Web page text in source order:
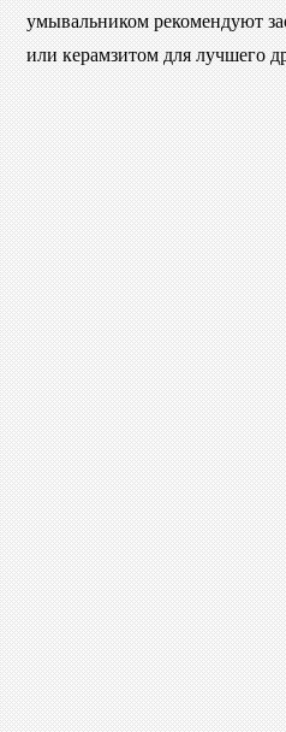
умывальником рекомендуют
или керамзитом для лучшего